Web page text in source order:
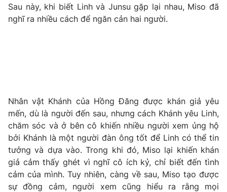
Video Shorts video
VTV4 Vươn mình bằng AI
VTV9 VTV8
Liên hệ tòa soạn English
Sau này, khi biết Linh và Junsu gặp lại nhau, Miso đã
nghĩ ra nhiều cách để ngăn cản hai người.
Nhân vật Khánh của Hồng Đăng được khán giả yêu
mến, dù là người đến sau, nhưng cách Khánh yêu Linh,
chăm sóc và ở bên cô khiến nhiều người xem ủng hộ
bởi Khánh là một người đàn ông tốt để Linh có thể tin
tưởng và dựa vào. Trong khi đó, Miso lại khiến khán
giả cảm thấy ghét vì nghĩ cô ích kỷ, chỉ biết đến tình
cảm của mình. Tuy nhiên, càng về sau, Miso tạo được
sự đồng cảm, người xem cũng hiểu ra rằng mọi